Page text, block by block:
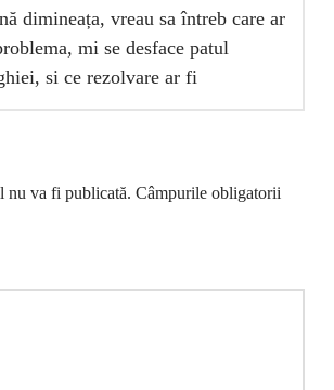
dimineața, vreau sa întreb care ar
mi se desface patul
si ce rezolvare ar fi
nu va fi publicată. Câmpurile obligatorii